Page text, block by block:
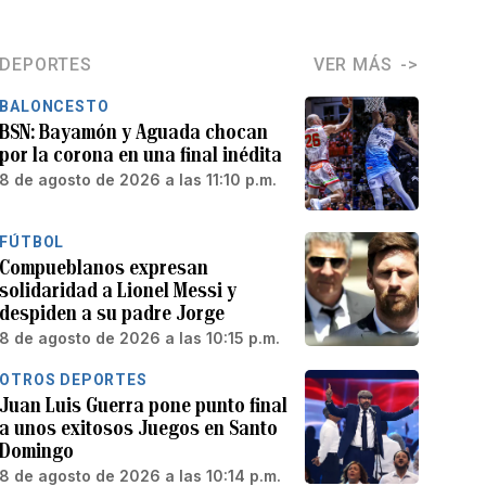
DEPORTES VER MÁS
BALONCESTO
BSN: Bayamón y Aguada chocan
por la corona en una final inédita
8 de agosto de 2026 a las 11:10 p.m.
FÚTBOL
Compueblanos expresan
solidaridad a Lionel Messi y
despiden a su padre Jorge
8 de agosto de 2026 a las 10:15 p.m.
OTROS DEPORTES
Juan Luis Guerra pone punto final
a unos exitosos Juegos en Santo
Domingo
8 de agosto de 2026 a las 10:14 p.m.